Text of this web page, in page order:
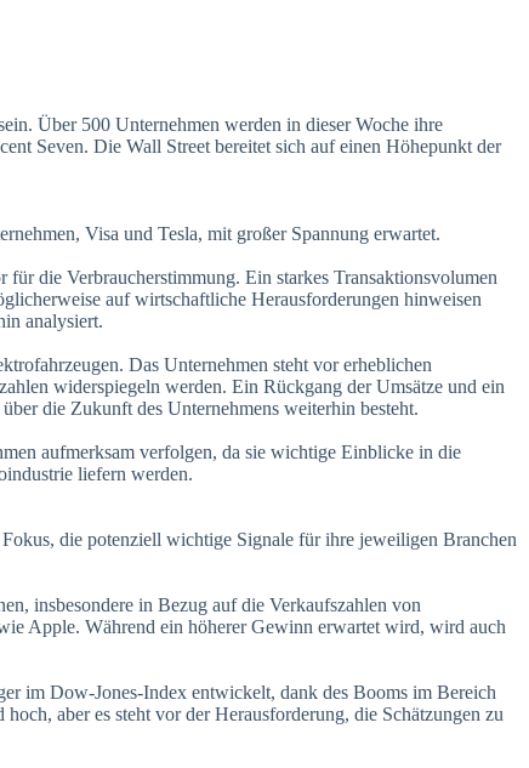
Über 500 Unternehmen werden in dieser Woche ihre
Seven. Die Wall Street bereitet sich auf einen Höhepunkt der
Visa und Tesla, mit großer Spannung erwartet.
die Verbraucherstimmung. Ein starkes Transaktionsvolumen
auf wirtschaftliche Herausforderungen hinweisen
analysiert.
Das Unternehmen steht vor erheblichen
widerspiegeln werden. Ein Rückgang der Umsätze und ein
die Zukunft des Unternehmens weiterhin besteht.
aufmerksam verfolgen, da sie wichtige Einblicke in die
liefern werden.
die potenziell wichtige Signale für ihre jeweiligen Branchen
insbesondere in Bezug auf die Verkaufszahlen von
Apple. Während ein höherer Gewinn erwartet wird, wird auch
im Dow-Jones-Index entwickelt, dank des Booms im Bereich
aber es steht vor der Herausforderung, die Schätzungen zu